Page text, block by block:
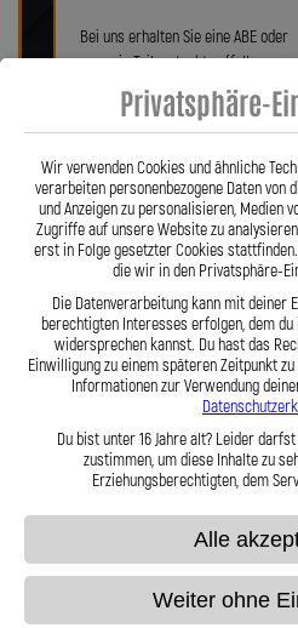
Bei uns erhalten Sie eine ABE oder
ein Teilegutachten (falls
notwendig)!
Fragen? Unser Team ist täglich per
Telefon oder Mail für Sie da.
Präzision in Zahlen:
Unsere Stahlflex-Verdeckleitungen
speziell für die hohen
Privatsphäre-
Wir verwenden Cookies und ähnliche
verarbeiten personenbezogene Daten von
und Anzeigen zu personalisieren, Medien
Zugriffe auf unsere Website zu
erst in Folge gesetzter Cookies
die wir in den Privatsphäre-
Die Datenverarbeitung kann mit deiner
berechtigten Interesses erfolgen, dem
widersprechen kannst. Du hast das
Einwilligung zu einem späteren Zeitpunkt
Informationen zur Verwendung
Du bist unter 16 Jahre alt? Leider
zustimmen, um diese Inhalte zu
Erziehungsberechtigten, dem
Alle
Weiter ohne